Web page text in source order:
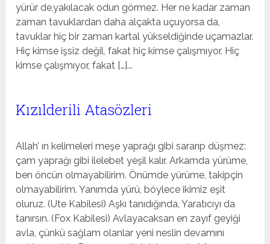
yürür de,yakılacak odun görmez. Her ne kadar zaman
zaman tavuklardan daha alçakta uçuyorsa da,
tavuklar hiç bir zaman kartal yükseldiğinde uçamazlar.
Hiç kimse işsiz değil, fakat hiç kimse çalışmıyor. Hiç
kimse çalışmıyor, fakat […]...
Kızılderili Atasözleri
Allah’ ın kelimeleri meşe yaprağı gibi sararıp düşmez:
çam yaprağı gibi ilelebet yeşil kalır. Arkamda yürüme,
ben öncün olmayabilirim. Önümde yürüme, takipçin
olmayabilirim. Yanımda yürü, böylece ikimiz eşit
oluruz. (Ute Kabilesi) Aşkı tanıdığında, Yaratıcıyı da
tanırsın. (Fox Kabilesi) Avlayacaksan en zayıf geyiği
avla, çünkü sağlam olanlar yeni neslin devamını